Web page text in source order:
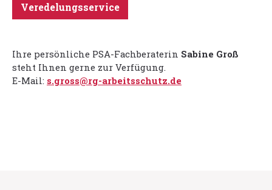
Veredelungsservice
Ihre persönliche PSA-Fachberaterin Sabine Groß
steht Ihnen gerne zur Verfügung.
E-Mail: s.gross@rg-arbeitsschutz.de